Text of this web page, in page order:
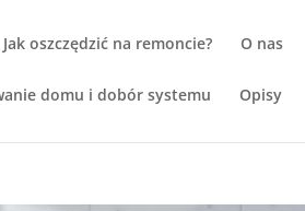
Jak oszczędzić na remoncie? O nas
domu i dobór systemu Opisy